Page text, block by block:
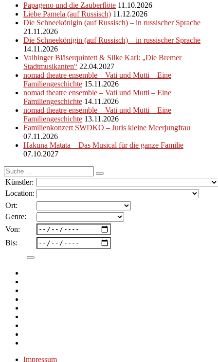
Papageno und die Zauberflöte 11.10.2026
Liebe Pamela (auf Russisch) 11.12.2026
Die Schneekönigin (auf Russisch) – in russischer Sprache
21.11.2026
Die Schneekönigin (auf Russisch) – in russischer Sprache
14.11.2026
Vaihinger Bläserquintett & Silke Karl: „Die Bremer
Stadtmusikanten“ 22.04.2027
nomad theatre ensemble – Vati und Mutti – Eine
Familiengeschichte 15.11.2026
nomad theatre ensemble – Vati und Mutti – Eine
Familiengeschichte 14.11.2026
nomad theatre ensemble – Vati und Mutti – Eine
Familiengeschichte 13.11.2026
Familienkonzert SWDKO – Juris kleine Meerjungfrau
07.11.2026
Hakuna Matata – Das Musical für die ganze Familie
07.10.2027
Suche
nach:
Künstler:
Location:
Ort:
Genre:
Von:
Bis:
Impressum